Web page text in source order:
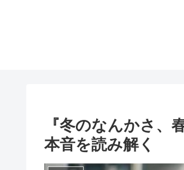
『冬のなんかさ、
本音を読み解く